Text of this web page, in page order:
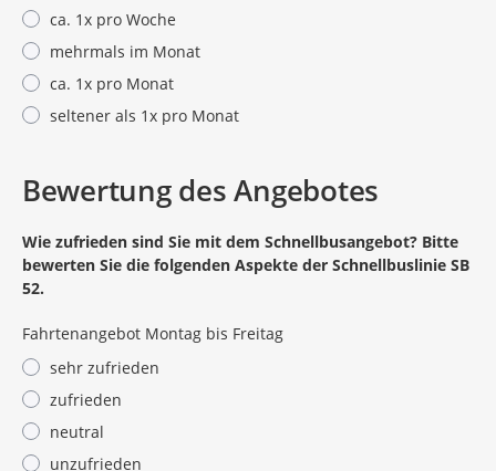
ca. 1x pro Woche
mehrmals im Monat
ca. 1x pro Monat
seltener als 1x pro Monat
Bewertung des Angebotes
Wie zufrieden sind Sie mit dem Schnellbusangebot? Bitte
bewerten Sie die folgenden Aspekte der Schnellbuslinie SB
52.
Fahrtenangebot Montag bis Freitag
sehr zufrieden
zufrieden
neutral
unzufrieden